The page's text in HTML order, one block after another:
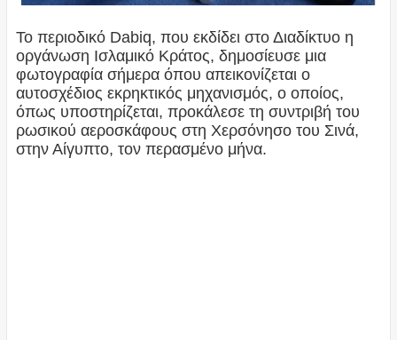
To περιοδικό Dabiq, που εκδίδει στο Διαδίκτυο η
οργάνωση Ισλαμικό Κράτος, δημοσίευσε μια
φωτογραφία σήμερα όπου απεικονίζεται ο
αυτοσχέδιος εκρηκτικός μηχανισμός, ο οποίος,
όπως υποστηρίζεται, προκάλεσε τη συντριβή του
ρωσικού αεροσκάφους στη Χερσόνησο του Σινά,
στην Αίγυπτο, τον περασμένο μήνα.